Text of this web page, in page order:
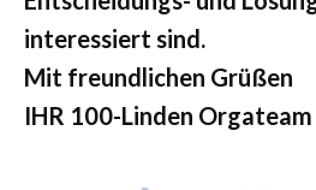
interessiert sind.
Mit freundlichen Grüßen
IHR 100-Linden Orgateam